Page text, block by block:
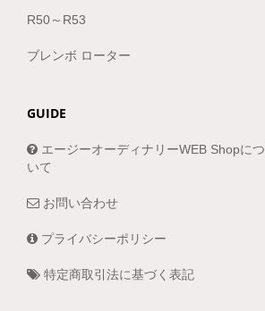
R50～R53
ブレンボ ローター
GUIDE
エージーオーディナリーWEB Shopにつ
いて
お問い合わせ
プライバシーポリシー
特定商取引法に基づく表記